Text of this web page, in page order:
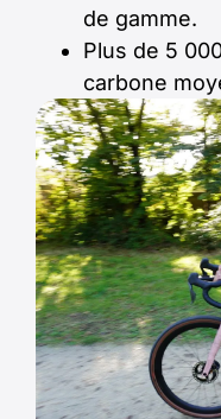
de gamme.
Plus de 5
carbone